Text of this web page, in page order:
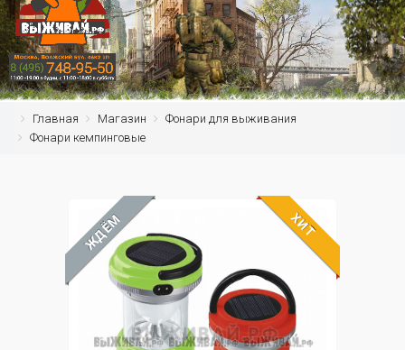
Главная Магазин
Фонари для выживания
Фонари кемпинговые
ЖДЁМ ХИТ